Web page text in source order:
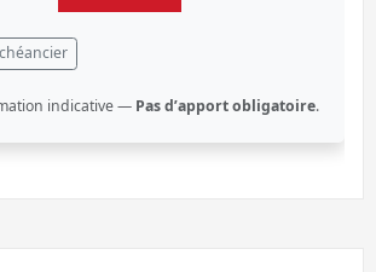
indicative — Pas d’apport obligatoire.